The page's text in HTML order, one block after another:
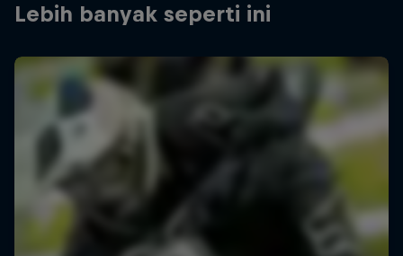
Lebih banyak seperti ini